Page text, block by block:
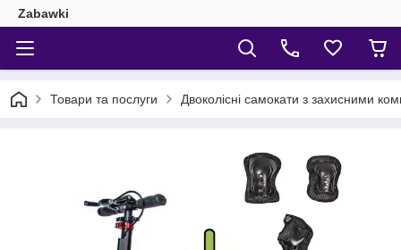
Zabawki
Товари та послуги Двоколісні самокати з захисними